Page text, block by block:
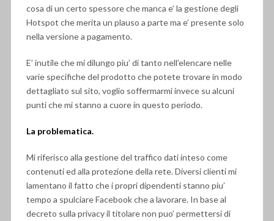
cosa di un certo spessore che manca e’ la gestione degli
Hotspot che merita un plauso a parte ma e’ presente solo
nella versione a pagamento.
E’ inutile che mi dilungo piu’ di tanto nell’elencare nelle
varie specifiche del prodotto che potete trovare in modo
dettagliato sul sito, voglio soffermarmi invece su alcuni
punti che mi stanno a cuore in questo periodo.
La problematica.
Mi riferisco alla gestione del traffico dati inteso come
contenuti ed alla protezione della rete. Diversi clienti mi
lamentano il fatto che i propri dipendenti stanno piu’
tempo a spulciare Facebook che a lavorare. In base al
decreto sulla privacy il titolare non puo’ permettersi di